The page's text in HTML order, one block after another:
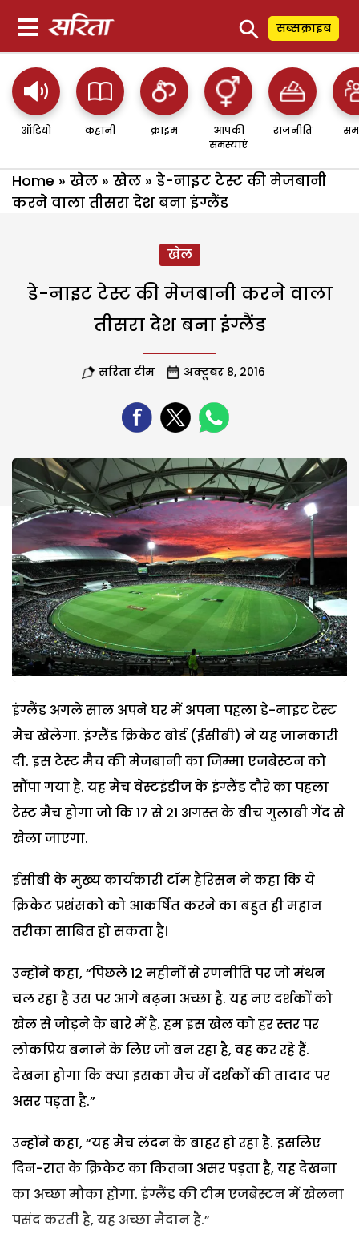
⚲ सब्सक्राइब
ऑडियो कहानी क्राइम
आपकी
समस्याएं
राजनीति
Home » खेल » खेल » डे-नाइट टेस्ट की मेजबानी
करने वाला तीसरा देश बना इंग्लैंड
खेल
डे-नाइट टेस्ट की मेजबानी करने वाला
तीसरा देश बना इंग्लैंड
सरिता टीम अक्टूबर 8, 2016
इंग्लैंड अगले साल अपने घर में अपना पहला डे-नाइट टेस्ट
मैच खेलेगा. इंग्लैंड क्रिकेट बोर्ड (ईसीबी) ने यह जानकारी
दी. इस टेस्ट मैच की मेजबानी का जिम्मा एजबेस्टन को
सौंपा गया है. यह मैच वेस्टइंडीज के इंग्लैंड दौरे का पहला
टेस्ट मैच होगा जो कि 17 से 21 अगस्त के बीच गुलाबी गेंद से
खेला जाएगा.
ईसीबी के मुख्य कार्यकारी टॉम हैरिसन ने कहा कि ये
क्रिकेट प्रशंसको को आकर्षित करने का बहुत ही महान
तरीका साबित हो सकता है।
उन्होंने कहा, “पिछले 12 महीनों से रणनीति पर जो मंथन
चल रहा है उस पर आगे बढ़ना अच्छा है. यह नए दर्शकों को
खेल से जोड़ने के बारे में है. हम इस खेल को हर स्तर पर
लोकप्रिय बनाने के लिए जो बन रहा है, वह कर रहे हैं.
देखना होगा कि क्या इसका मैच में दर्शकों की तादाद पर
असर पड़ता है.”
उन्होंने कहा, “यह मैच लंदन के बाहर हो रहा है. इसलिए
दिन-रात के क्रिकेट का कितना असर पड़ता है, यह देखना
का अच्छा मौका होगा. इंग्लैंड की टीम एजबेस्टन में खेलना
पसंद करती है, यह अच्छा मैदान है.”